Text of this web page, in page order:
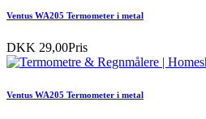
Ventus WA205 Termometer i metal
DKK 29,00Pris
Ventus WA205 Termometer i metal